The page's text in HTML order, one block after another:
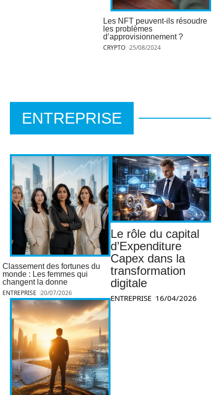
Les NFT peuvent-ils résoudre
les problèmes
d’approvisionnement ?
CRYPTO 25/08/2024
ENTREPRISE
Classement des fortunes du
monde : Les femmes qui
changent la donne
ENTREPRISE 20/07/2026
Le rôle du capital
d’Expenditure
Capex dans la
transformation
digitale
ENTREPRISE 16/04/2026